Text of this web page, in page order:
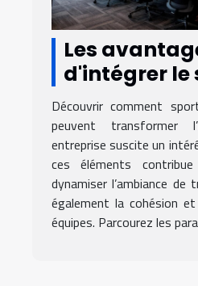
Les
d'intégrer le
entreprise
Découvrir comment
peuvent transformer
entreprise suscite un
ces éléments
dynamiser l’ambiance
également la cohésion
équipes. Parcourez les